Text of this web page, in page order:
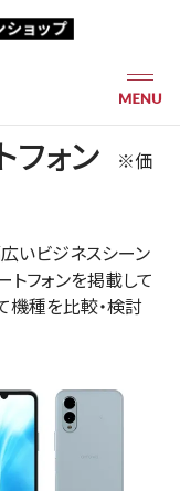
ォン
※価
いビジネスシーン
フォンを掲載して
機種を比較・検討